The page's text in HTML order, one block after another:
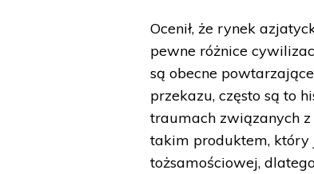
Ocenił, że rynek
pewne różnice
są obecne
przekazu, często są to
traumach związanych z
takim produktem, który
tożsamościowej,